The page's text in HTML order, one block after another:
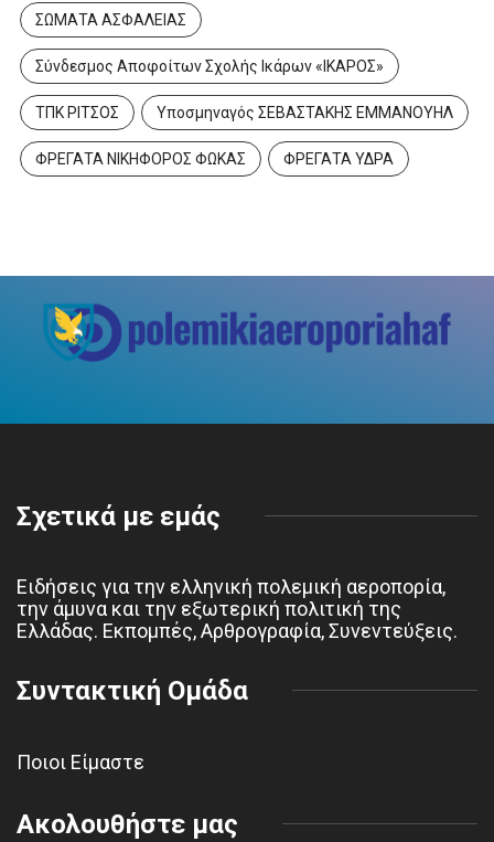
ΣΩΜΑΤΑ ΑΣΦΑΛΕΙΑΣ
Σύνδεσμος Αποφοίτων Σχολής Ικάρων «ΙΚΑΡΟΣ»
ΤΠΚ ΡΙΤΣΟΣ Υποσμηναγός ΣΕΒΑΣΤΑΚΗΣ ΕΜΜΑΝΟΥΗΛ
ΦΡΕΓΑΤΑ ΝΙΚΗΦΟΡΟΣ ΦΩΚΑΣ ΦΡΕΓΑΤΑ ΥΔΡΑ
Σχετικά με εμάς
Ειδήσεις για την ελληνική πολεμική αεροπορία,
την άμυνα και την εξωτερική πολιτική της
Ελλάδας. Εκπομπές, Αρθρογραφία, Συνεντεύξεις.
Συντακτική Ομάδα
Ποιοι Είμαστε
Ακολουθήστε μας